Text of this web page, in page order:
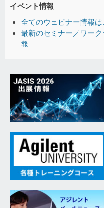
イベント情報
全てのウェビナー情報は
最新のセミナー／ワー
報